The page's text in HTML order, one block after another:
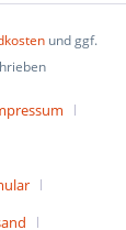
und ggf.